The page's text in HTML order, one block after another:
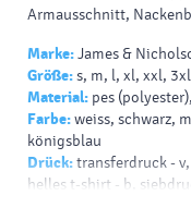
Armausschnitt,
Marke:James &
Größe:s, m, l, xl, xxl, 3xl
Material: pes
Farbe:weiss, schwarz,
königsblau
Drück:transferdruck -
helles t-shirt - b,